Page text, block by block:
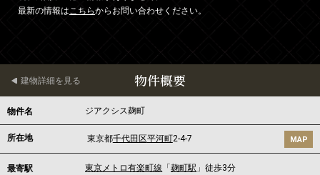
最新の情報はこちらからお問い合わせください。
物件概要
建物詳細を見る
物件名 ジアクシス麹町
所在地 東京都千代田区平河町2-4-7 MAP
最寄駅 東京メトロ有楽町線 「麹町駅 」徒歩3分